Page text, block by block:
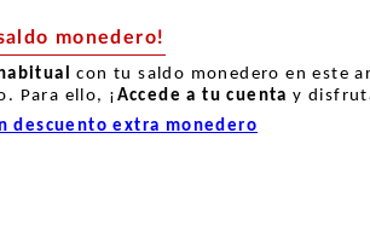
monedero!
con tu saldo monedero en este
Para ello, ¡Accede a tu cuenta y
descuento extra monedero